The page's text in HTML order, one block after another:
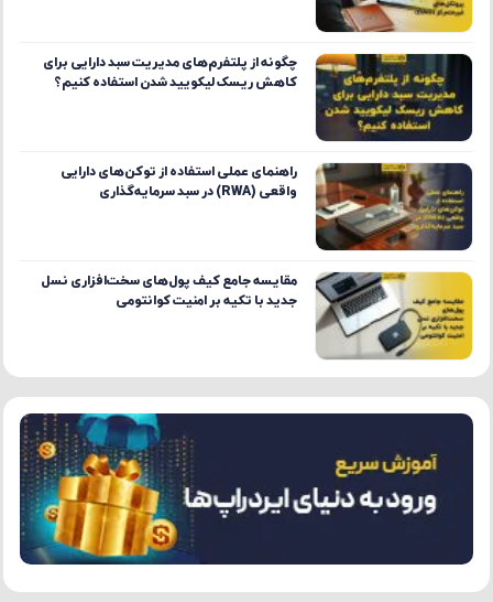
چگونه از پلتفرم‌های مدیریت سبد دارایی برای
کاهش ریسک لیکویید شدن استفاده کنیم؟
راهنمای عملی استفاده از توکن‌های دارایی
واقعی (RWA) در سبد سرمایه‌گذاری
مقایسه جامع کیف پول‌های سخت‌افزاری نسل
جدید با تکیه بر امنیت کوانتومی